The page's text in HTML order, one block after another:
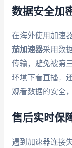
数据安全加
在海外使用加速
茄加速器采用数
传输，避免被第
环境下看直播，
观看数据的安全
售后实时保
遇到加速器连接